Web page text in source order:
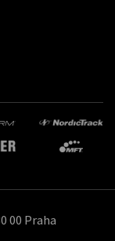
00 Praha